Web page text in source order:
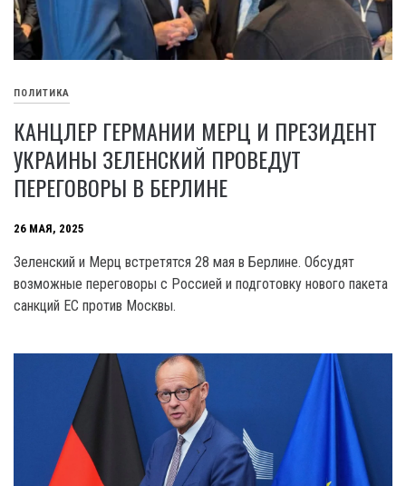
ПОЛИТИКА
КАНЦЛЕР ГЕРМАНИИ МЕРЦ И ПРЕЗИДЕНТ
УКРАИНЫ ЗЕЛЕНСКИЙ ПРОВЕДУТ
ПЕРЕГОВОРЫ В БЕРЛИНЕ
26 МАЯ, 2025
Зеленский и Мерц встретятся 28 мая в Берлине. Обсудят
возможные переговоры с Россией и подготовку нового пакета
санкций ЕС против Москвы.